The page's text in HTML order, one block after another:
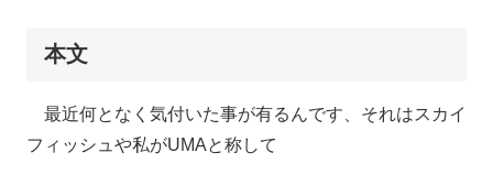
本文
最近何となく気付いた事が有るんです、それはスカイ
フィッシュや私がUMAと称して